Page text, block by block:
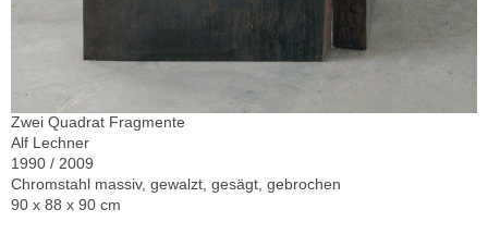
Zwei Quadrat Fragmente
Alf Lechner
1990 / 2009
Chromstahl massiv, gewalzt, gesägt, gebrochen
90 x 88 x 90 cm